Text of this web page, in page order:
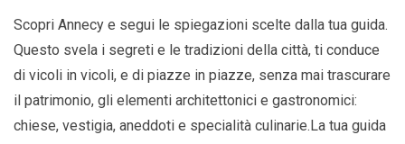
Scopri Annecy e segui le spiegazioni scelte dalla tua guida.
Questo svela i segreti e le tradizioni della città, ti conduce
di vicoli in vicoli, e di piazze in piazze, senza mai trascurare
il patrimonio, gli elementi architettonici e gastronomici:
chiese, vestigia, aneddoti e specialità culinarie.La tua guida